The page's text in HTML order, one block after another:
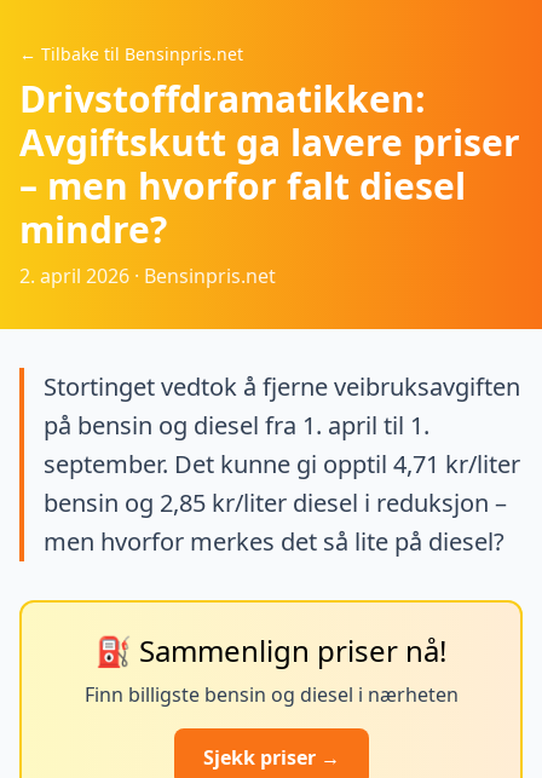
← Tilbake til Bensinpris.net
Drivstoffdramatikken:
Avgiftskutt ga lavere priser
– men hvorfor falt diesel
mindre?
2. april 2026 · Bensinpris.net
Stortinget vedtok å fjerne veibruksavgiften
på bensin og diesel fra 1. april til 1.
september. Det kunne gi opptil 4,71 kr/liter
bensin og 2,85 kr/liter diesel i reduksjon –
men hvorfor merkes det så lite på diesel?
⛽ Sammenlign priser nå!
Finn billigste bensin og diesel i nærheten
Sjekk priser →